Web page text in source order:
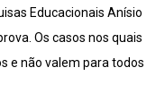
Educacionais Anísio
Os casos nos quais
e não valem para todos